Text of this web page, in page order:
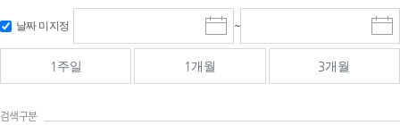
날짜 미지정
시
작
일
선
~
종
료
선
1주일 1개월 3개월
검색구분